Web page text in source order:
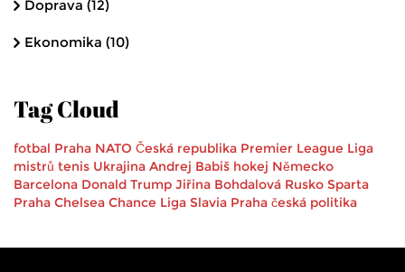
Doprava (12)
Ekonomika (10)
Tag Cloud
fotbal Praha NATO Česká republika Premier League Liga
mistrů tenis Ukrajina Andrej Babiš hokej Německo
Barcelona Donald Trump Jiřina Bohdalová Rusko Sparta
Praha Chelsea Chance Liga Slavia Praha česká politika